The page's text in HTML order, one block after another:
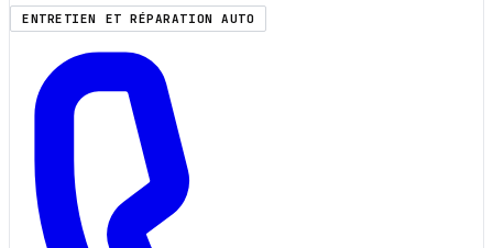
ENTRETIEN ET RÉPARATION AUTO